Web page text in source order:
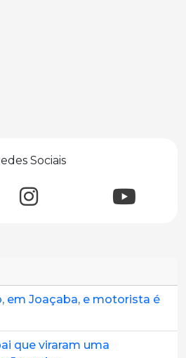
Sociais
em Joaçaba, e motorista é
que viraram uma